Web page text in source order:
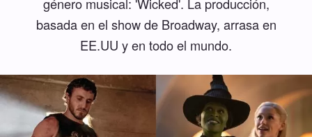
basada en el show de Broadway, arrasa en
EE.UU y en todo el mundo.